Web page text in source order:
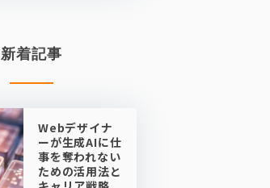
新着記事
Webデザイナ
ーが生成AIに仕
事を奪われない
ための活用法と